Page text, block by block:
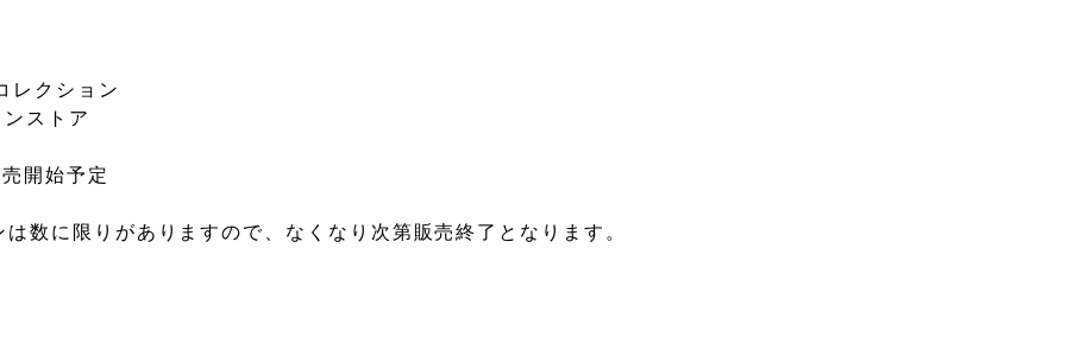
レクション
ストア
開始予定
数に限りがありますので、なくなり次第販売終了となります。